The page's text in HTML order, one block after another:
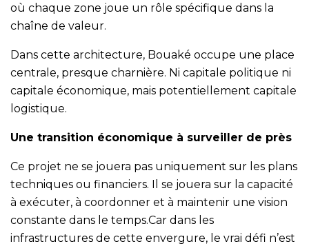
où chaque zone joue un rôle spécifique dans la
chaîne de valeur.
Dans cette architecture, Bouaké occupe une place
centrale, presque charnière. Ni capitale politique ni
capitale économique, mais potentiellement capitale
logistique.
Une transition économique à surveiller de près
Ce projet ne se jouera pas uniquement sur les plans
techniques ou financiers. Il se jouera sur la capacité
à exécuter, à coordonner et à maintenir une vision
constante dans le temps.Car dans les
infrastructures de cette envergure, le vrai défi n’est